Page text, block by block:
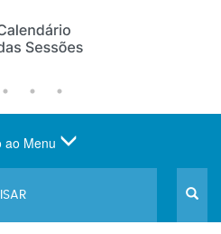
ao Menu